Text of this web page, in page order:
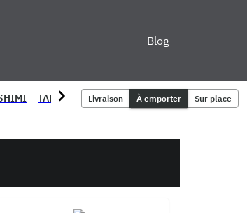
Blog
TARTARES CHIRACHI MENU ENFANT
Livraison À emporter Sur place